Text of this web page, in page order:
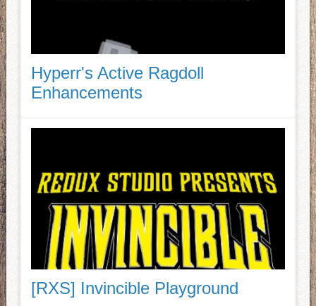
Hyperr's Active Ragdoll
Enhancements
[RXS] Invincible Playground